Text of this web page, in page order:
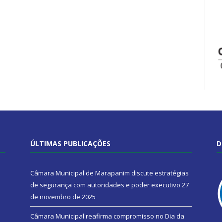
ÚLTIMAS PUBLICAÇÕES
Câmara Municipal de Marapanim discute estratégias
de segurança com autoridades e poder executivo 27
de novembro de 2025
Câmara Municipal reafirma compromisso no Dia da